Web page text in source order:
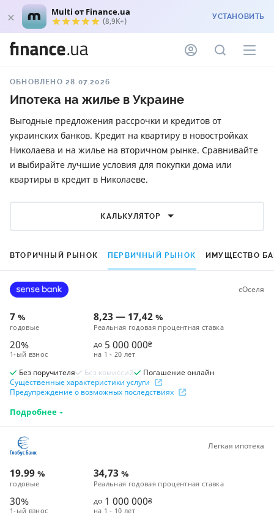
Multi от Finance.ua
(8,9K+) УСТАНОВИТЬ
ОБНОВЛЕНО 28.07.2026
Ипотека на жилье в Украине
Выгодные предложения рассрочки и кредитов от
украинских банков. Кредит на квартиру в новостройках
Николаева и на жилье на вторичном рынке. Сравнивайте
и выбирайте лучшие условия для покупки дома или
квартиры в кредит в Николаеве.
КАЛЬКУЛЯТОР
ВТОРИЧНЫЙ РЫНОК ПЕРВИЧНЫЙ РЫНОК ИМУЩЕСТВО
єОселя
7 %
годовые
8,23— 17,42%
Реальная годовая процентная ставка
20%
1-ый взнос
до 5 000 000₴
на 1 - 20 лет
Без поручителя Без комиссий
Погашение онлайн
Существенные характеристики услуги
Предупреждение о возможных последствиях
Подробнее
Легкая ипотека
19.99 %
годовые
34,73%
Реальная годовая процентная ставка
30%
1-ый взнос
до 1 000 000₴
на 1 - 10 лет